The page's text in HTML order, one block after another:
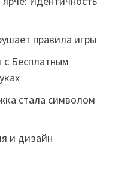
правила игры
Бесплатным
стала символом
и дизайн